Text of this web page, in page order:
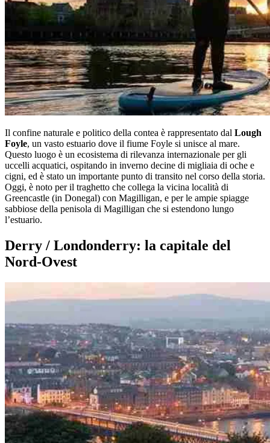
Il confine naturale e politico della contea è rappresentato dal Lough
Foyle, un vasto estuario dove il fiume Foyle si unisce al mare.
Questo luogo è un ecosistema di rilevanza internazionale per gli
uccelli acquatici, ospitando in inverno decine di migliaia di oche e
cigni, ed è stato un importante punto di transito nel corso della storia.
Oggi, è noto per il traghetto che collega la vicina località di
Greencastle (in Donegal) con Magilligan, e per le ampie spiagge
sabbiose della penisola di Magilligan che si estendono lungo
l’estuario.
Derry / Londonderry: la capitale del
Nord-Ovest